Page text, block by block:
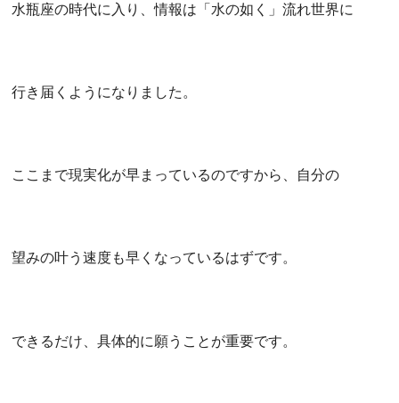
水瓶座の時代に入り、情報は「水の如く」流れ世界に
行き届くようになりました。
ここまで現実化が早まっているのですから、自分の
望みの叶う速度も早くなっているはずです。
できるだけ、具体的に願うことが重要です。